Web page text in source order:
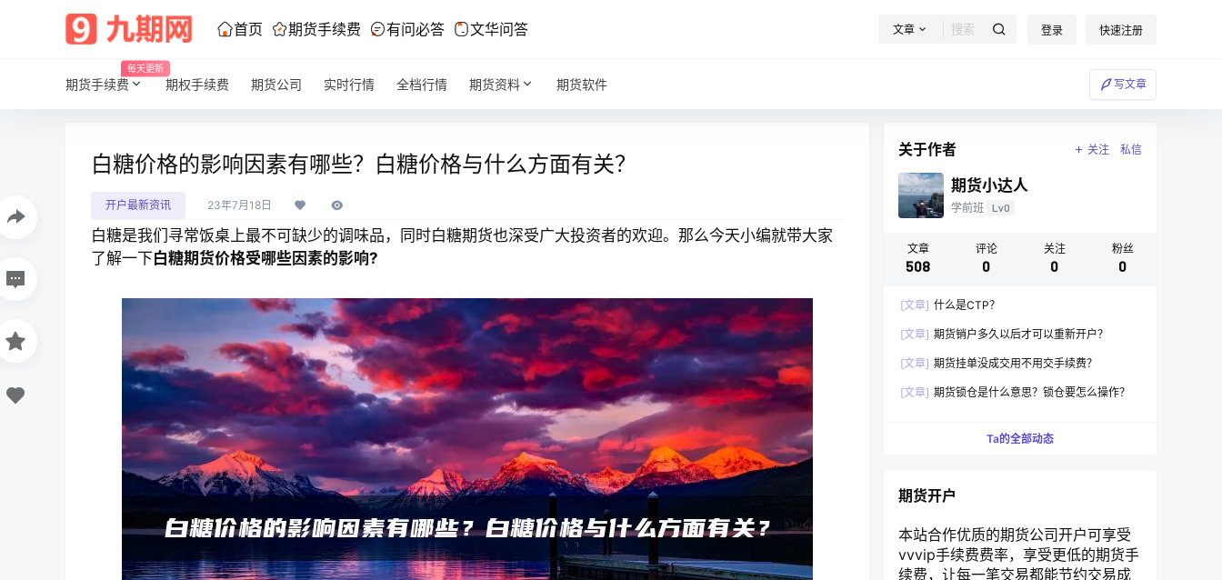
首页 期货手续费 有问必答 文华问答 文章 登录 快速注册
期货手续费
每天更新
期权手续费 期货公司 实时行情 全档行情 期货资料 期货软件 写文章
白糖价格的影响因素有哪些？白糖价格与什么方面有关？
开户最新资讯 23年7月18日
白糖是我们寻常饭桌上最不可缺少的调味品，同时白糖期货也深受广大投资者的欢迎。那么今天小编就带大家
了解一下白糖期货价格受哪些因素的影响?
关于作者 关注 私信
期货小达人
学前班 Lv0
文章
508
评论
0
关注
0
粉丝
0
[文章] 什么是CTP？
[文章] 期货销户多久以后才可以重新开户？
[文章] 期货挂单没成交用不用交手续费？
[文章] 期货锁仓是什么意思？锁仓要怎么操作？
Ta的全部动态
期货开户
本站合作优质的期货公司开户可享受
vvvip手续费费率，享受更低的期货手
续费，让每一笔交易都能节约交易成